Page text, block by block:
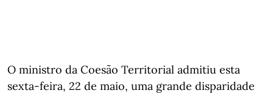
O ministro da Coesão Territorial admitiu esta
sexta-feira, 22 de maio, uma grande disparidade